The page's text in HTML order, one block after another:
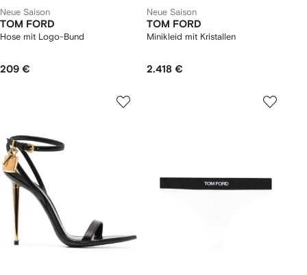
Neue Saison
TOM FORD
Hose mit Logo-Bund
209 €
Neue Saison
TOM FORD
Minikleid mit Kristallen
2.418 €